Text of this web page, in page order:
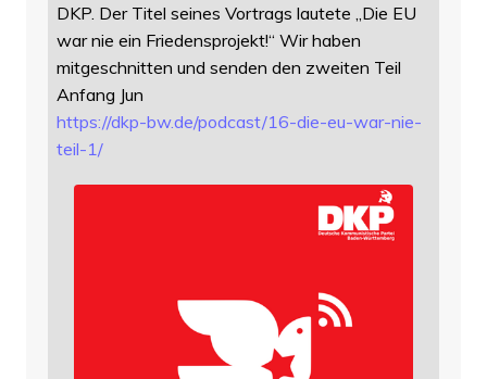
DKP. Der Titel seines Vortrags lautete „Die EU
war nie ein Friedensprojekt!“ Wir haben
mitgeschnitten und senden den zweiten Teil
Anfang Jun
https://dkp-bw.de/podcast/16-die-eu-war-nie-
teil-1/